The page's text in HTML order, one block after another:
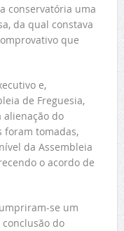
conservatória uma
da qual constava
que
e,
de Freguesia,
alienação do
foram tomadas,
da Assembleia
o acordo de
se um
do